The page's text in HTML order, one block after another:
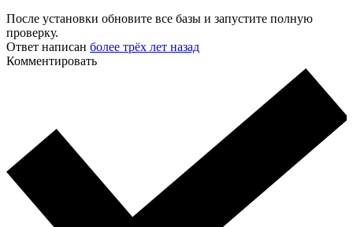
После установки обновите все базы и запустите полную
проверку.
Ответ написан более трёх лет назад
Комментировать